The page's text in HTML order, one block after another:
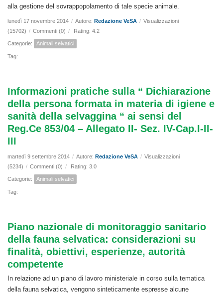
alla gestione del sovrappopolamento di tale specie animale.
lunedì 17 novembre 2014 / Autore: Redazione VeSA / Visualizzazioni
(15702) / Commenti (0) / Rating: 4.2
Categorie: Animali selvatici
Tag:
Informazioni pratiche sulla “ Dichiarazione
della persona formata in materia di igiene e
sanità della selvaggina “ ai sensi del
Reg.Ce 853/04 – Allegato II- Sez. IV-Cap.I-II-
III
martedì 9 settembre 2014 / Autore: Redazione VeSA / Visualizzazioni
(5234) / Commenti (0) / Rating: 3.0
Categorie: Animali selvatici
Tag:
Piano nazionale di monitoraggio sanitario
della fauna selvatica: considerazioni su
finalità, obiettivi, esperienze, autorità
competente
In relazione ad un piano di lavoro ministeriale in corso sulla tematica
della fauna selvatica, vengono sinteticamente espresse alcune